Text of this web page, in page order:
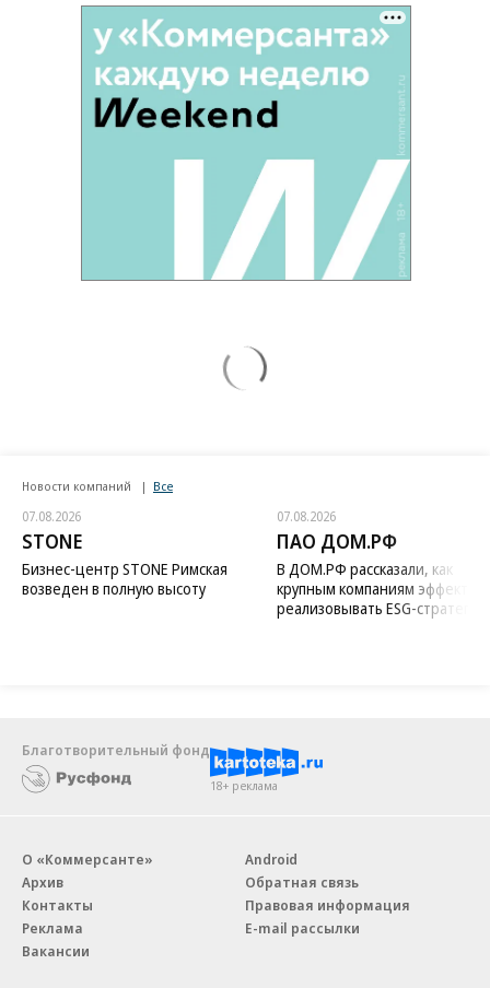
Новости компаний Все
07.08.2026
STONE
Бизнес-центр STONE Римская
возведен в полную высоту
07.08.2026
ПАО ДОМ.РФ
В ДОМ.РФ рассказали, как
крупным компаниям
реализовывать ESG-стратегию
Благотворительный фонд
18+ реклама
О «Коммерсанте»
Архив
Контакты
Реклама
Вакансии
Android
Обратная связь
Правовая информация
E-mail рассылки